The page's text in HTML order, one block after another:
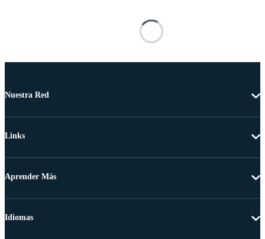
Nuestra Red
Links
Aprender Más
Idiomas